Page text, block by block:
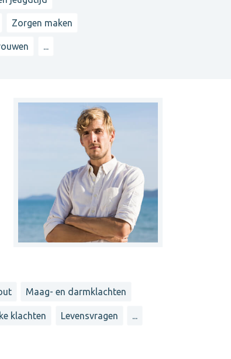
Zorgen maken
...
Maag- en darmklachten
klachten Levensvragen ...